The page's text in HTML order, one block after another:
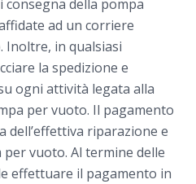
della pompa
ad un corriere
Inoltre, in qualsiasi
la spedizione e
ogni attività legata alla
per vuoto. Il pagamento
dell’effettiva riparazione e
vuoto. Al termine delle
effettuare il pagamento in